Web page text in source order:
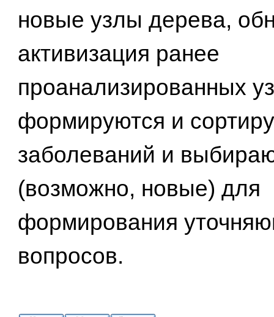
новые узлы дерева,
активизация ранее
проанализированных
формируются и
заболеваний и
(возможно, новые) для
формирования
вопросов.